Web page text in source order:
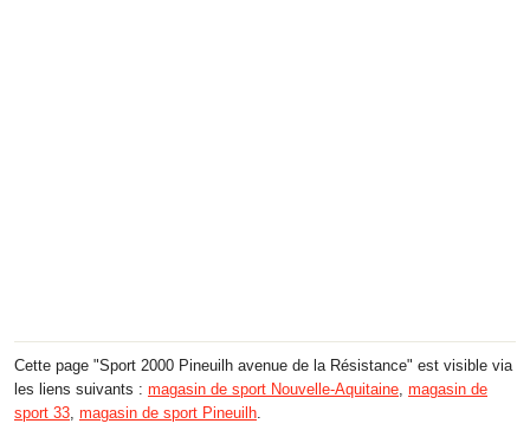
Cette page "Sport 2000 Pineuilh avenue de la Résistance" est visible via
les liens suivants : magasin de sport Nouvelle-Aquitaine magasin de
sport 33 magasin de sport Pineuilh